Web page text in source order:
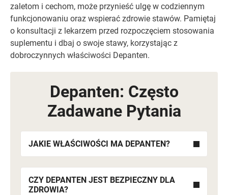
zaletom i cechom, może przynieść ulgę w codziennym
funkcjonowaniu oraz wspierać zdrowie stawów. Pamiętaj
o konsultacji z lekarzem przed rozpoczęciem stosowania
suplementu i dbaj o swoje stawy, korzystając z
dobroczynnych właściwości Depanten.
Depanten: Często
Zadawane Pytania
JAKIE WŁAŚCIWOŚCI MA DEPANTEN?
CZY DEPANTEN JEST BEZPIECZNY DLA
ZDROWIA?